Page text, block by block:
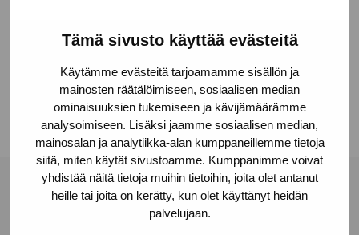
Tämä sivusto käyttää evästeitä
Käytämme evästeitä tarjoamamme sisällön ja
mainosten räätälöimiseen, sosiaalisen median
ominaisuuksien tukemiseen ja kävijämäärämme
analysoimiseen. Lisäksi jaamme sosiaalisen median,
mainosalan ja analytiikka-alan kumppaneillemme tietoja
siitä, miten käytät sivustoamme. Kumppanimme voivat
yhdistää näitä tietoja muihin tietoihin, joita olet antanut
heille tai joita on kerätty, kun olet käyttänyt heidän
palvelujaan.
Facebook
Linkedin
Pro Artibus -säätiö